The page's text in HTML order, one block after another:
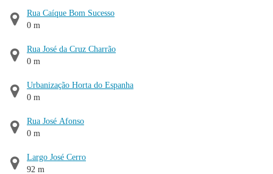
Rua Caíque Bom Sucesso
0 m
Rua José da Cruz Charrão
0 m
Urbanização Horta do Espanha
0 m
Rua José Afonso
0 m
Largo José Cerro
92 m